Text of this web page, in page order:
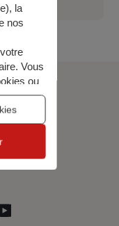
), la
nos
Vous
ou
Vous